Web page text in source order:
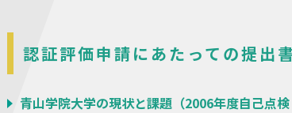
認証評価申請にあたっての提出
青山学院大学の現状と課題（2006年度自己点検